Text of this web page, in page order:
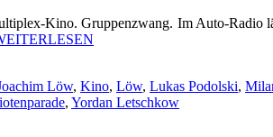
Kino. Gruppenzwang. Im Auto-
Löw, Kino, Löw, Lukas Podolski,
, Yordan Letschkow